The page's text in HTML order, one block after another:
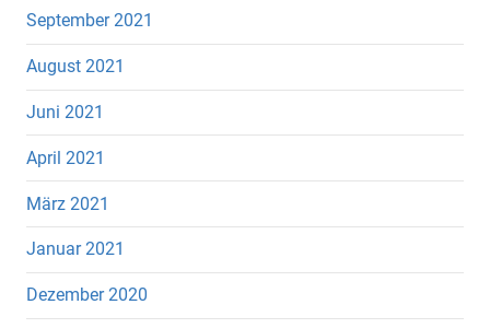
September 2021
August 2021
Juni 2021
April 2021
März 2021
Januar 2021
Dezember 2020